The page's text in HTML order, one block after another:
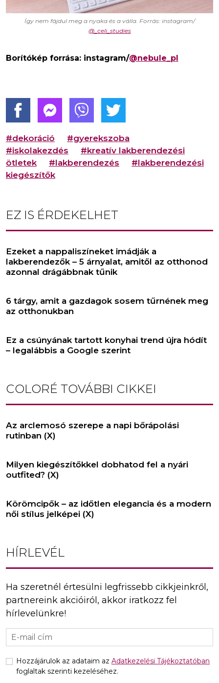
Így nem fájdul meg a nyaka és a válla. Forrás: instagram/
@_celi_studies
Borítókép forrása: instagram/@nebule_pl
#dekoráció
#gyerekszoba
#iskolakezdés
#kreatív lakberendezési
ötletek
#lakberendezés
#lakberendezési
kiegészítők
EZ IS ÉRDEKELHET
Ezeket a nappaliszíneket imádják a
lakberendezők – 5 árnyalat, amitől az otthonod
azonnal drágábbnak tűnik
6 tárgy, amit a gazdagok sosem tűrnének meg
az otthonukban
Ez a csúnyának tartott konyhai trend újra hódít
– legalábbis a Google szerint
COLORÉ TOVÁBBI CIKKEI
Az arclemosó szerepe a napi bőrápolási
rutinban (X)
Milyen kiegészítőkkel dobhatod fel a nyári
outfited? (X)
Körömcipők – az időtlen elegancia és a modern
női stílus jelképei (X)
HÍRLEVÉL
Ha szeretnél értesülni legfrissebb cikkjeinkről,
partnereink akcióiról, akkor iratkozz fel
hírlevelünkre!
Hozzájárulok az adataim az Adatkezelési Tájékoztatóban
foglaltak szerinti kezeléséhez.